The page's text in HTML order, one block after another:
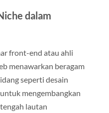
dalam
front-end atau ahli
menawarkan beragam
seperti desain
mengembangkan
lautan